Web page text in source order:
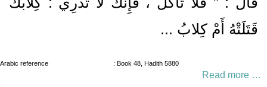
قَتَلَتْهُ أَمْ كِلابُ ...
Arabic reference : Book 48, Hadith 5880
Read more …